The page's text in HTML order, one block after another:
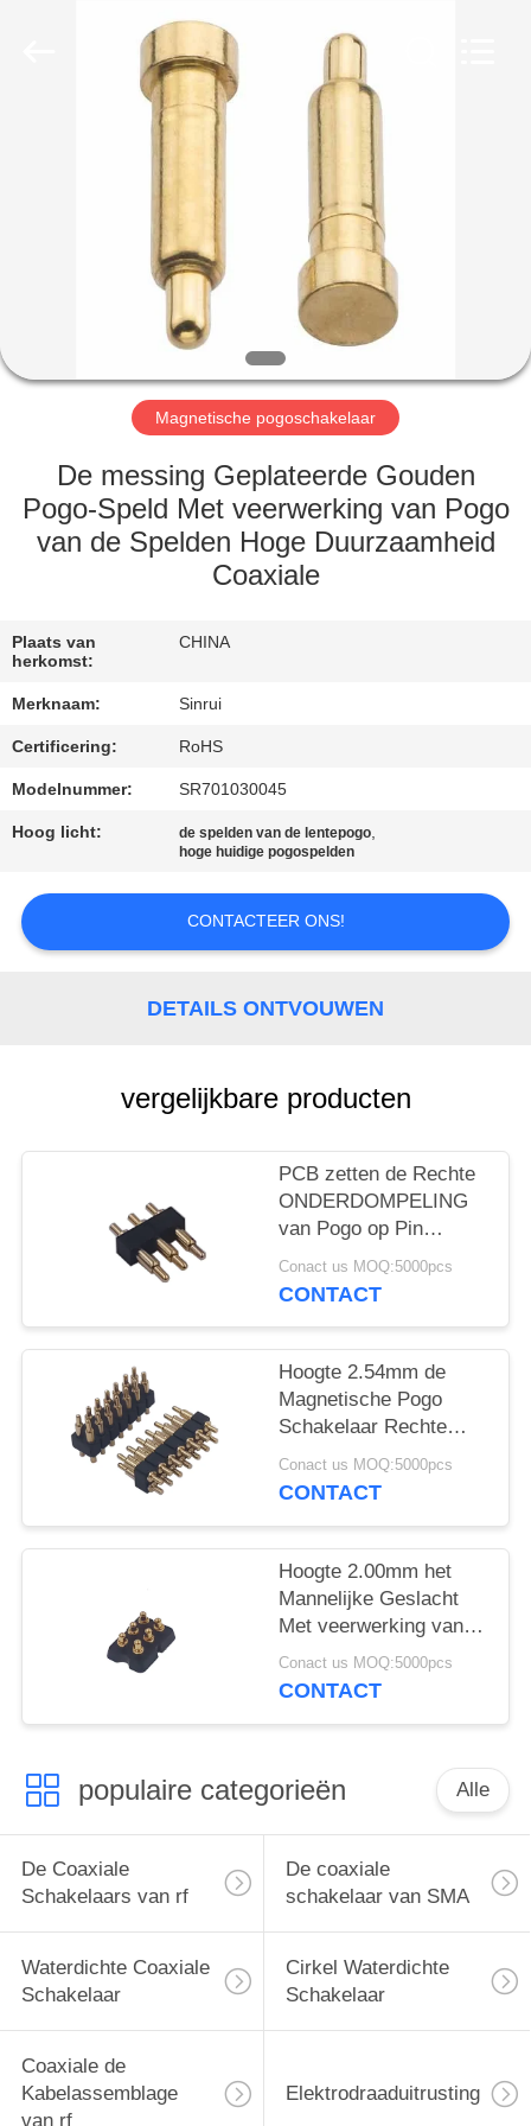
PRODUCTEN
ONGEVEER
FABRIEKSREIS
KWALITEITSCONTROLE
CONTACTEER
VERZOEK
OM
CITAAT
SITEMAP
PRIVACY
POLICY
Magnetische pogoschakelaar
De messing Geplateerde Gouden
Pogo-Speld Met veerwerking van Pogo
van de Spelden Hoge Duurzaamheid
Coaxiale
Plaats van
herkomst:
CHINA
Merknaam: Sinrui
Certificering: RoHS
Modelnummer: SR701030045
Hoog licht: de spelden van de lentepogo,
hoge huidige pogospelden
CONTACTEER ONS!
DETAILS ONTVOUWEN
vergelijkbare producten
PCB zetten de Rechte
ONDERDOMPELING
van Pogo op Pin
Connector 1x3P Met
veerwerking
Conact us MOQ:5000pcs
CONTACT
Hoogte 2.54mm de
Magnetische Pogo
Schakelaar Rechte
ONDERDOMPELING
van 2x7P voor PCB zet
Conact us MOQ:5000pcs
CONTACT
Hoogte 2.00mm het
Mannelijke Geslacht
Met veerwerking van
Pogo Pin Connector
Magnetic 2x3P
Conact us MOQ:5000pcs
CONTACT
populaire categorieën Alle
De Coaxiale
Schakelaars van rf
De coaxiale
schakelaar van SMA
Waterdichte Coaxiale
Schakelaar
Cirkel Waterdichte
Schakelaar
Coaxiale de
Kabelassemblage
van rf
Elektrodraaduitrusting